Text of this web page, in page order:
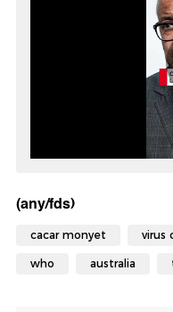
(any/fds)
cacar monyet virus
who australia